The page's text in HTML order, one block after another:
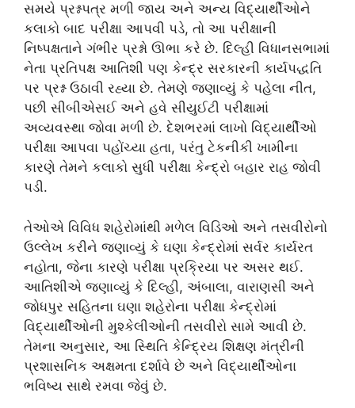
સમયે પ્રશ્નપત્ર મળી જાય અને અન્ય વિદ્યાર્થીઓને
કલાકો બાદ પરીક્ષા આપવી પડે, તો આ પરીક્ષાની
નિષ્પક્ષતાને ગંભીર પ્રશ્નો ઊભા કરે છે. દિલ્હી વિધાનસભામાં
નેતા પ્રતિપક્ષ આતિશી પણ કેન્દ્ર સરકારની કાર્યપદ્ધતિ
પર પ્રશ્ન ઉઠાવી રહ્યા છે. તેમણે જણાવ્યું કે પહેલા નીત,
પછી સીબીએસઈ અને હવે સીયુઈટી પરીક્ષામાં
અવ્યવસ્થા જોવા મળી છે. દેશભરમાં લાખો વિદ્યાર્થીઓ
પરીક્ષા આપવા પહોંચ્યા હતા, પરંતુ ટેકનીકી ખામીના
કારણે તેમને કલાકો સુધી પરીક્ષા કેન્દ્રો બહાર રાહ જોવી
પડી.
તેઓએ વિવિધ શહેરોમાંથી મળેલ વિડિઓ અને તસવીરોનો
ઉલ્લેખ કરીને જણાવ્યું કે ઘણા કેન્દ્રોમાં સર્વર કાર્યરત
નહોતા, જેના કારણે પરીક્ષા પ્રક્રિયા પર અસર થઈ.
આતિશીએ જણાવ્યું કે દિલ્હી, અંબાલા, વારાણસી અને
જોધપુર સહિતના ઘણા શહેરોના પરીક્ષા કેન્દ્રોમાં
વિદ્યાર્થીઓની મુશ્કેલીઓની તસવીરો સામે આવી છે.
તેમના અનુસાર, આ સ્થિતિ કેન્દ્રિય શિક્ષણ મંત્રીની
પ્રશાસનિક અક્ષમતા દર્શાવે છે અને વિદ્યાર્થીઓના
ભવિષ્ય સાથે રમવા જેવું છે.